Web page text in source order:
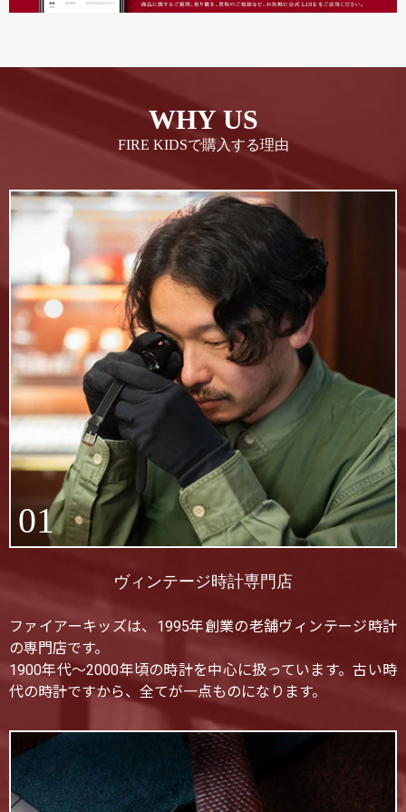
WHY US
FIRE KIDSで購入する理由
01
ヴィンテージ時計専門店
ファイアーキッズは、1995年創業の老舗ヴィンテージ時計
の専門店です。
1900年代〜2000年頃の時計を中心に扱っています。古い時
代の時計ですから、全てが一点ものになります。